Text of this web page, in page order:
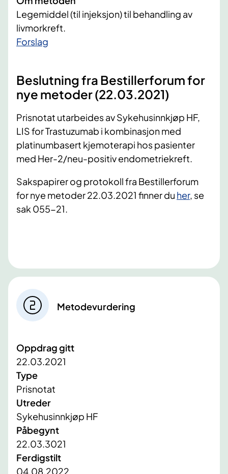
Legemiddel (til injeksjon) til behandling av
livmorkreft.
​Forslag
Beslutning fra Bestillerforum for
nye metoder (22.03.2021)
Prisnotat utarbeides av Sykehusinnkjøp HF,
LIS for Trastuzumab i kombinasjon med
platinumbasert kjemoterapi hospasienter
med Her-2/neu-positiv endometriekreft.
Sakspapirer og protokoll fra Bestillerforum
for nye metoder 22.03.2021 finner du her, se
sak 055-21.
Metodevurdering
Oppdrag gitt
22.03.2021
Type
Prisnotat
Utreder
Sykehusinnkjøp HF
Påbegynt
22.03.3021
Ferdigstilt
04.08.2022